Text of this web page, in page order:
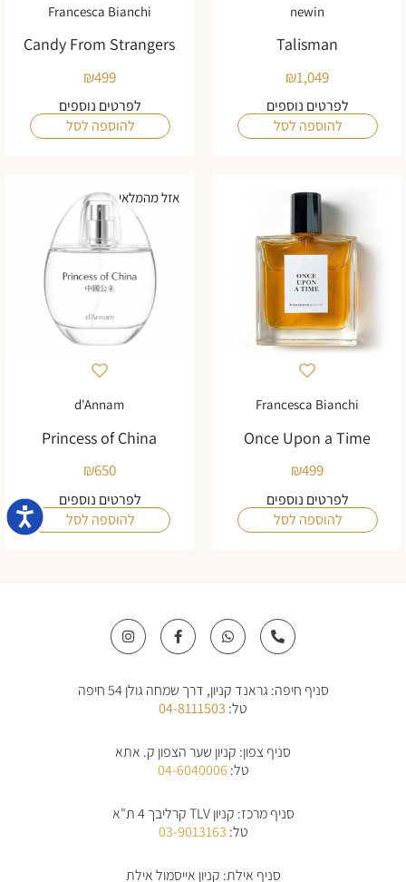
newin
Talisman
₪1,049
לפרטים נוספים
להוספה לסל
Francesca Bianchi
Candy From Strangers
₪499
לפרטים נוספים
להוספה לסל
Francesca Bianchi
Once Upon a Time
₪499
לפרטים נוספים
להוספה לסל
אזל מהמלאי
d'Annam
Princess of China
₪650
לפרטים נוספים
להוספה לסל
P
h
o
-
W
h
a
a
p
F
a
c
o
o
k
f
I
n
s
g
סניף חיפה: גראנד קניון, דרך שמחה גולן 54 חיפה
טל:04-8111503
סניף צפון: קניון שער הצפון ק. אתא
טל:04-6040006
סניף מרכז: קניון TLV קרליבך 4 ת"א
טל:03-9013163
סניף אילת: קניון אייסמול אילת